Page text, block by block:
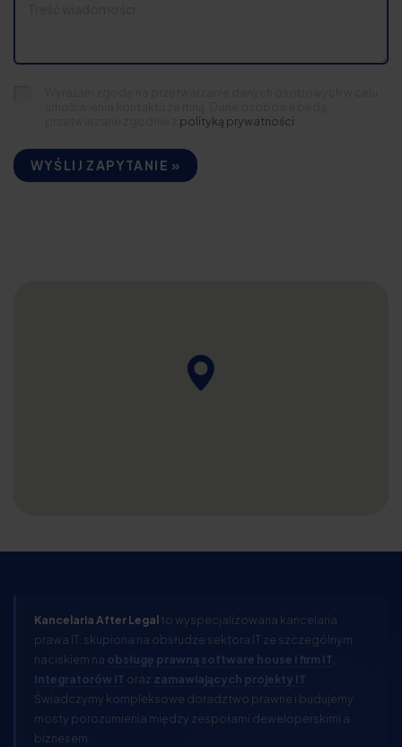
polityką prywatności
WYŚLIJ ZAPYTANIE »
Kancelaria After Legalto wyspecjalizowana kancelaria
prawa IT, skupiona na obsłudze sektora IT ze szczególnym
naciskiem na obsługę prawną software house i firm IT
Integratorów IT oraz zamawiających projekty IT
Świadczymy kompleksowe doradztwo prawne i budujemy
mosty porozumienia między zespołami deweloperskimi a
biznesem.